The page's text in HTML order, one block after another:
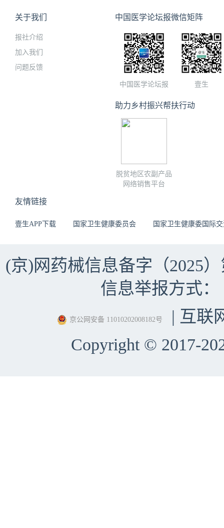
关于我们
报社介绍
加入我们
问题反馈
中国医学论坛报微信矩阵
中国医学论坛报 壹生
助力乡村振兴帮扶行动
脱贫地区农副产品
网络销售平台
友情链接
壹生APP下载 国家卫生健康委员会 国家卫生健康委国际
(京)网药械信息备字（2025
信息举报方式：
京公网安备 11010202008182号
| 互联
Copyright © 2017-